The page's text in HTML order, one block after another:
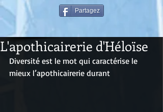
Partagez
L'apothicairerie d'Héloïse
Diversité est le mot qui caractérise le
mieux l’apothicairerie durant